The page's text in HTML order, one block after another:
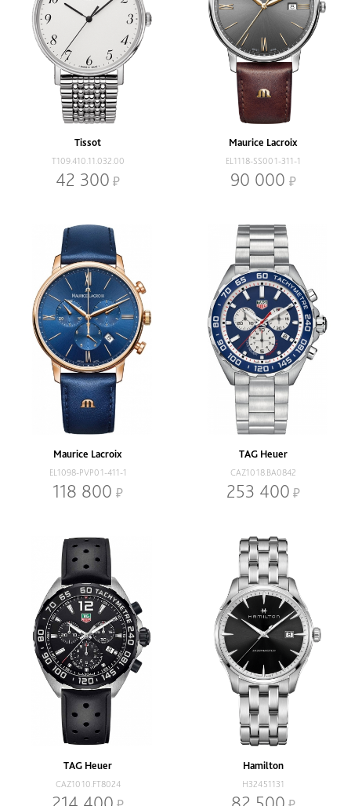
Tissot
T109.410.11.032.00
42 300
Maurice Lacroix
EL1118-SS001-311-1
90 000
Maurice Lacroix
EL1098-PVP01-411-1
118 800
TAG Heuer
CAZ1018.BA0842
253 400
TAG Heuer
CAZ1010.FT8024
Hamilton
H32451131